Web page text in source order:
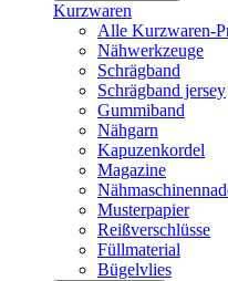
Kurzwaren
Alle Kurzwaren-
Nähwerkzeuge
Schrägband
Schrägband jersey
Gummiband
Nähgarn
Kapuzenkordel
Magazine
Musterpapier
Reißverschlüsse
Füllmaterial
Bügelvlies